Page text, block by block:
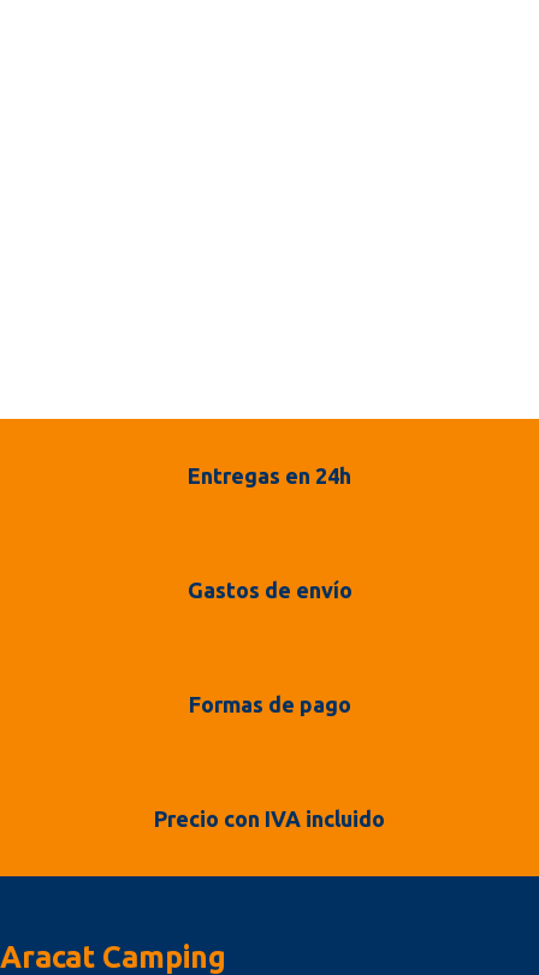
Entregas en 24h
Gastos de envío
Formas de pago
Precio con IVA incluido
Aracat Camping